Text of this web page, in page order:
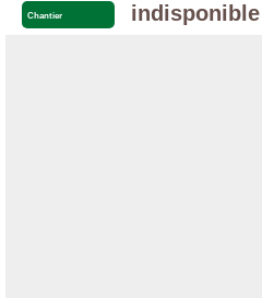
Chantier indisponible